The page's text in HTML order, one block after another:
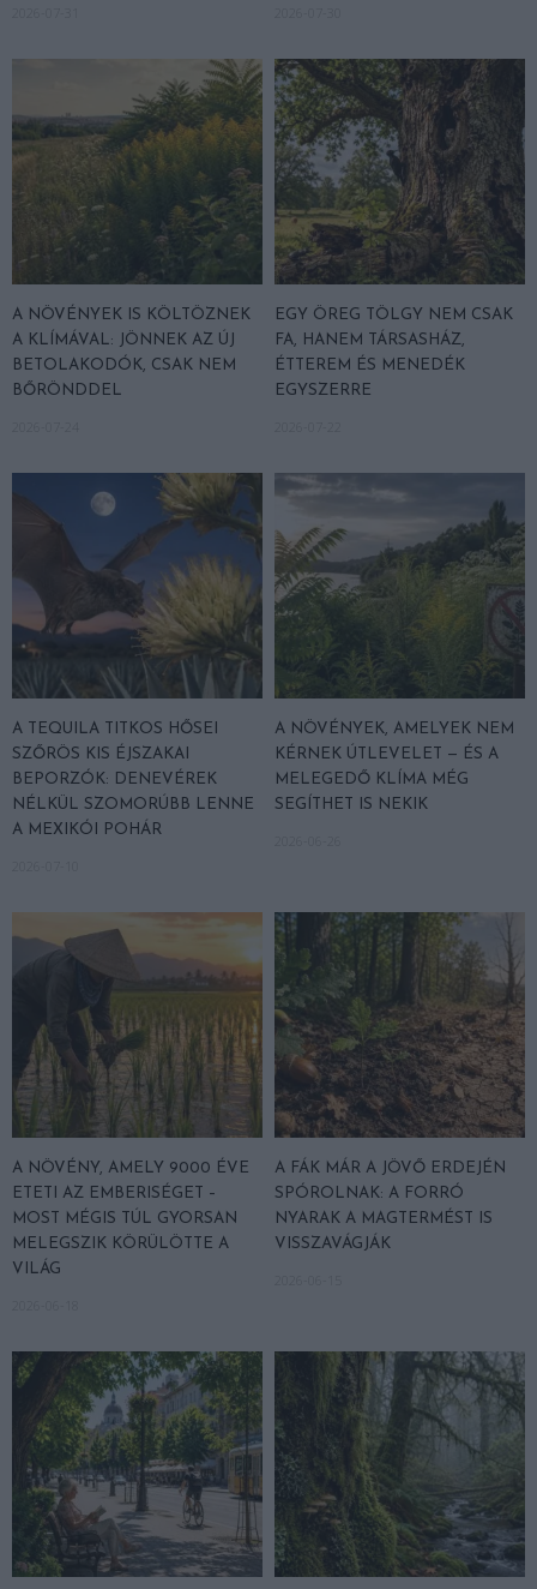
A NÖVÉNYEK IS KÖLTÖZNEK
A KLÍMÁVAL: JÖNNEK AZ ÚJ
BETOLAKODÓK, CSAK NEM
BŐRÖNDDEL
EGY ÖREG TÖLGY NEM CSAK
FA, HANEM TÁRSASHÁZ,
ÉTTEREM ÉS MENEDÉK
EGYSZERRE
A TEQUILA TITKOS HŐSEI
SZŐRÖS KIS ÉJSZAKAI
BEPORZÓK: DENEVÉREK
NÉLKÜL SZOMORÚBB LENNE
A MEXIKÓI POHÁR
A NÖVÉNYEK, AMELYEK NEM
KÉRNEK ÚTLEVELET — ÉS A
MELEGEDŐ KLÍMA MÉG
SEGÍTHET IS NEKIK
A NÖVÉNY, AMELY 9000 ÉVE
ETETI AZ EMBERISÉGET –
MOST MÉGIS TÚL GYORSAN
MELEGSZIK KÖRÜLÖTTE A
VILÁG
A FÁK MÁR A JÖVŐ ERDEJÉN
SPÓROLNAK: A FORRÓ
NYARAK A MAGTERMÉST IS
VISSZAVÁGJÁK